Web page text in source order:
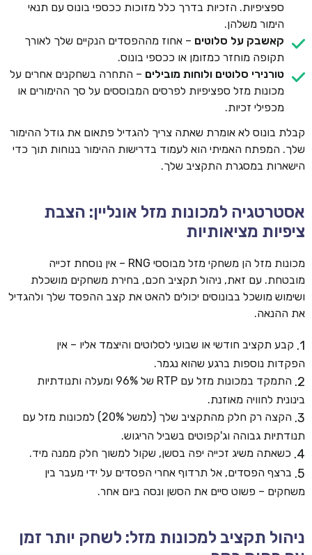
ספציפיות. הזכיות בדרך כלל מזוכות ככספי בונוס עם תנאי
הימור משלהן.
קאשבק על סלוטים – אחוז מההפסדים הנקיים שלך לאורך
תקופה מוחזר כמזומן או ככספי בונוס.
טורנירי סלוטים ולוחות מובילים – התחרה בשחקנים אחרים על
מכונות מזל ספציפיות לפרסים המבוססים על סך ההימורים או
מכפילי זכיות.
קבלת בונוס לא אומרת שאתה צריך להגדיל פתאום את גודל ההימור
שלך. המפתח האמיתי הוא לעמוד בדרישות ההימור בנוחות תוך כדי
הישארות במסגרת התקציב שלך.
אסטרטגיה למכונות מזל אונליין: הצבת
ציפיות מציאותיות
מכונות מזל הן משחקי מזל מבוססי RNG – אין נוסחת זכייה
מובטחת. עם זאת, ניהול תקציב חכם, בחירת משחקים מושכלת
ושימוש מושכל בבונוסים יכולים להאט את קצב ההפסד שלך ולהגדיל
את ההנאה.
קבע תקציב חודשי או שבועי לסלוטים והיצמד אליו – אין
הפקדות נוספות ברגע שהוא נגמר.
התמקד במכונות מזל עם RTP של 96% ומעלה ותנודתיות
בינונית לחוויה מאוזנת.
הקצה רק חלק מהתקציב שלך (למשל 20%) למכונות מזל עם
תנודתיות גבוהה וג'קפוטים בשביל הריגוש.
כשאתה משיג זכייה יפה בסשן, שקול למשוך חלק ממנה מיד.
ברצף הפסדים, אל תרדוף אחרי הפסדים על ידי מעבר בין
משחקים – פשוט סיים את הסשן ונסה ביום אחר.
ניהול תקציב למכונות מזל: לשחק יותר זמן